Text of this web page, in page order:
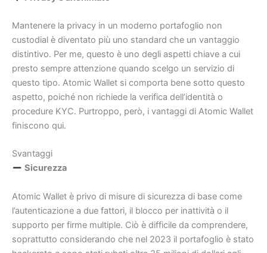
Mantenere la privacy in un moderno portafoglio non
custodial è diventato più uno standard che un vantaggio
distintivo. Per me, questo è uno degli aspetti chiave a cui
presto sempre attenzione quando scelgo un servizio di
questo tipo. Atomic Wallet si comporta bene sotto questo
aspetto, poiché non richiede la verifica dell’identità o
procedure KYC. Purtroppo, però, i vantaggi di Atomic Wallet
finiscono qui.
Svantaggi
Sicurezza
Atomic Wallet è privo di misure di sicurezza di base come
l’autenticazione a due fattori, il blocco per inattività o il
supporto per firme multiple. Ciò è difficile da comprendere,
soprattutto considerando che nel 2023 il portafoglio è stato